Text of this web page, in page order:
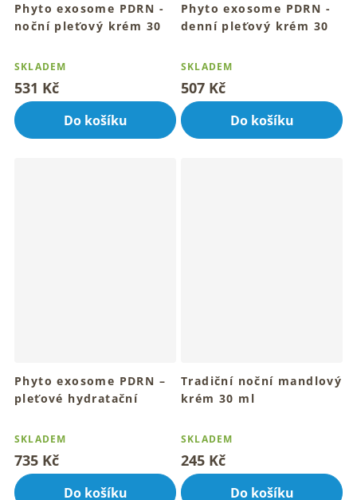
Phyto exosome PDRN -
noční pleťový krém 30
Pro noční regeneraci a
rozzářenou pleť
hodnocení
produktu
je
4,7
z
SKLADEM
531 Kč
Do košíku
Phyto exosome PDRN -
denní pleťový krém 30
Pro rozzářenou a mladistvou
pružnou pleť
hodnocení
produktu
je
4,9
z
SKLADEM
507 Kč
Do košíku
Phyto exosome PDRN –
pleťové hydratační
Pro tvoji každodenní jemnou
péči
hodnocení
produktu
je
4,7
SKLADEM
735 Kč
Do košíku
Tradiční noční mandlový
krém 30 ml
hodnocení
produktu
je
5,0
SKLADEM
245 Kč
Do košíku